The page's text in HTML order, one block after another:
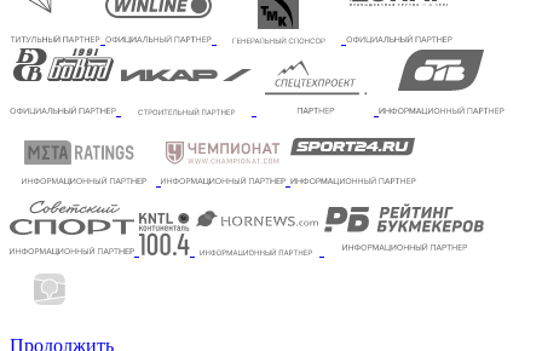
Продолжить